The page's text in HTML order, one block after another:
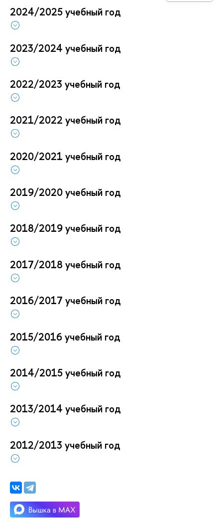
2024/2025 учебный год
2023/2024 учебный год
2022/2023 учебный год
2021/2022 учебный год
2020/2021 учебный год
2019/2020 учебный год
2018/2019 учебный год
2017/2018 учебный год
2016/2017 учебный год
2015/2016 учебный год
2014/2015 учебный год
2013/2014 учебный год
2012/2013 учебный год